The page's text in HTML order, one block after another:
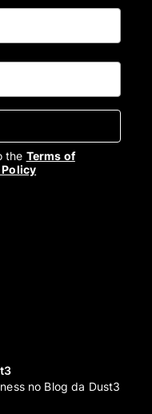
the Terms of
no Blog da Dust3